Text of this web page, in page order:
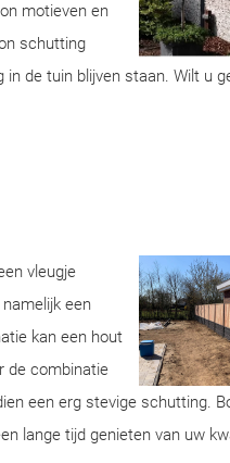
motieven en
schutting
de tuin blijven staan. Wilt u
vleugje
namelijk een
kan een hout
de combinatie
een erg stevige schutting.
lange tijd genieten van uw